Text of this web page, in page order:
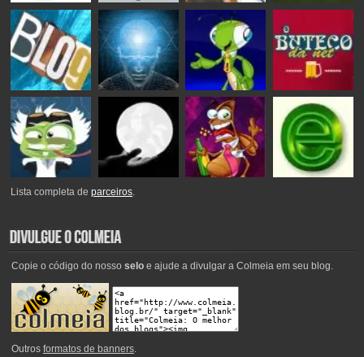
Lista completa deparceiros.
Copie o código do nosso seloe ajude a divulgar a Colmeia em seu blog.
Outros formatos de banners.